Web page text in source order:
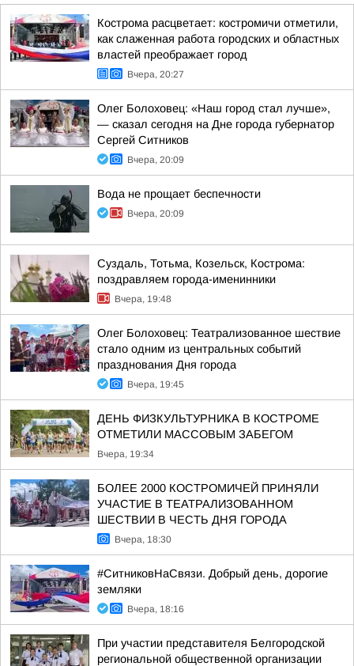
Кострома расцветает: костромичи отметили,
как слаженная работа городских и областных
властей преображает город
Вчера, 20:27
Олег Болоховец: «Наш город стал лучше»,
— сказал сегодня на Дне города губернатор
Сергей Ситников
Вчера, 20:09
Вода не прощает беспечности
Вчера, 20:09
Суздаль, Тотьма, Козельск, Кострома:
поздравляем города-именинники
Вчера, 19:48
Олег Болоховец: Театрализованное шествие
стало одним из центральных событий
празднования Дня города
Вчера, 19:45
ДЕНЬ ФИЗКУЛЬТУРНИКА В КОСТРОМЕ
ОТМЕТИЛИ МАССОВЫМ ЗАБЕГОМ
Вчера, 19:34
БОЛЕЕ 2000 КОСТРОМИЧЕЙ ПРИНЯЛИ
УЧАСТИЕ В ТЕАТРАЛИЗОВАННОМ
ШЕСТВИИ В ЧЕСТЬ ДНЯ ГОРОДА
Вчера, 18:30
#СитниковНаСвязи. Добрый день, дорогие
земляки
Вчера, 18:16
При участии представителя Белгородской
региональной общественной организации